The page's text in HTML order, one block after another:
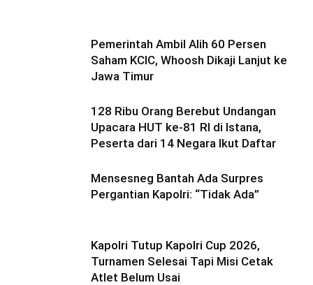
Pemerintah Ambil Alih 60 Persen
Saham KCIC, Whoosh Dikaji Lanjut ke
Jawa Timur
128 Ribu Orang Berebut Undangan
Upacara HUT ke-81 RI di Istana,
Peserta dari 14 Negara Ikut Daftar
Mensesneg Bantah Ada Surpres
Pergantian Kapolri: “Tidak Ada”
Kapolri Tutup Kapolri Cup 2026,
Turnamen Selesai Tapi Misi Cetak
Atlet Belum Usai